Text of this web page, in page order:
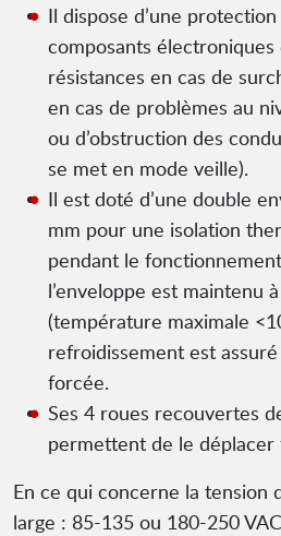
Il dispose d’une
composants
résistances en cas de
en cas de problèmes au
ou d’obstruction des
se met en mode veille).
Il est doté d’une double
mm pour une isolation
pendant le
l’enveloppe est maintenu
(température maximale
refroidissement est
forcée.
Ses 4 roues recouvertes
permettent de le déplacer
En ce qui concerne la tension
large : 85-135 ou 180-250